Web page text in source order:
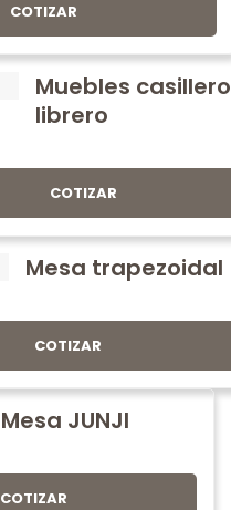
COTIZAR
Muebles casillero
librero
COTIZAR
Mesa trapezoidal
COTIZAR
Mesa JUNJI
COTIZAR